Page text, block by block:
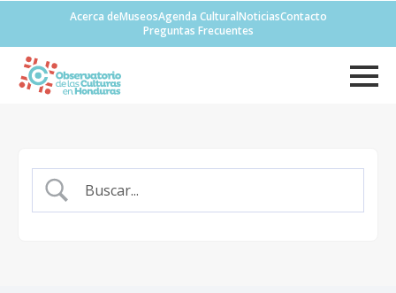
Acerca deMuseosAgenda CulturalNoticiasContacto
Preguntas Frecuentes